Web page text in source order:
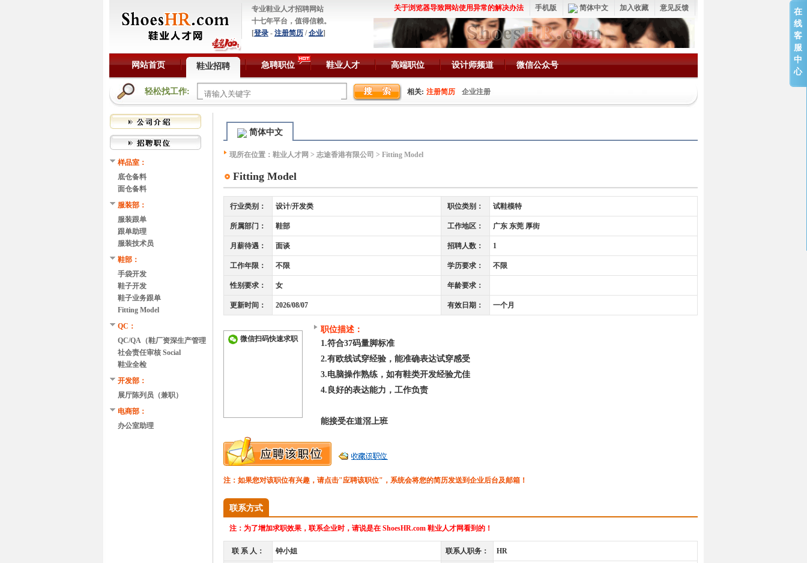
专业鞋业人才招聘网站
十七年平台，值得信赖。
[登录 - 注册简历 /企业]
意见反馈
加入收藏
简体中文
手机版
关于浏览器导致网站使用异常的解决办法
网站首页 鞋业招聘 急聘职位 鞋业人才 高端职位 设计师频道 微信公众号
轻松找工作: 相关: 注册简历 企业注册
简体中文
现所在位置： 鞋业人才网 > 志途香港有限公司 > Fitting Model
Fitting Model
行业类别： 设计/开发类 职位类别： 试鞋模特
所属部门： 鞋部 工作地区： 广东 东莞 厚街
月薪待遇： 面谈 招聘人数： 1
工作年限： 不限 学历要求： 不限
性别要求： 女 年龄要求：
更新时间： 2026/08/07 有效日期： 一个月
微信扫码快速求职
职位描述：
1.符合37码量脚标准
2.有欧线试穿经验，能准确表达试穿感受
3.电脑操作熟练，如有鞋类开发经验尤佳
4.良好的表达能力，工作负责
能接受在道滘上班
注：如果您对该职位有兴趣，请点击"应聘该职位"，系统会将您的简历发送到企业后台及邮箱！
联系方式
注： 为了增加求职效果，联系企业时，请说是在 ShoesHR.com 鞋业人才网看到的！
联 系 人： 钟小姐 联系人职务： HR
样品室：
底仓备料
面仓备料
服装部：
服装跟单
跟单助理
服装技术员
鞋部：
手袋开发
鞋子开发
鞋子业务跟单
Fitting Model
QC：
QC/QA（鞋厂资深生产管理
经验）
社会责任审核 Social
Compliance Auditor
鞋业全检
开发部：
展厅陈列员（兼职）
电商部：
办公室助理
在
线
客
服
中
心